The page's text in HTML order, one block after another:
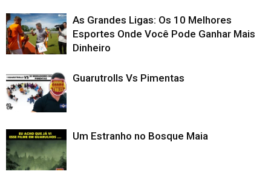
As Grandes Ligas: Os 10 Melhores
Esportes Onde Você Pode Ganhar Mais
Dinheiro
Guarutrolls Vs Pimentas
Um Estranho no Bosque Maia